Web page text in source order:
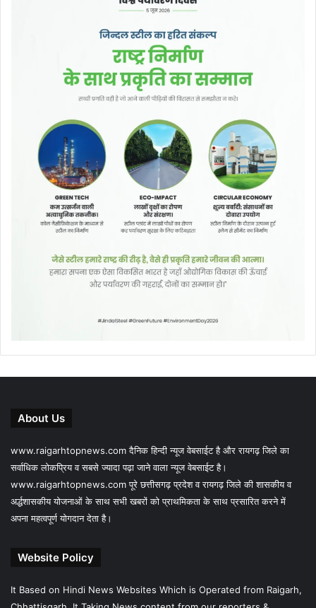
About Us
www.raigarhtopnews.com दैनिक हिन्दी न्यूज वेबसाईट है और रायगढ़ जिले का
सर्वाधिक लोकप्रिय व सबसे ज्यादा पढ़ा जाने वाला न्यूज वेबसाईट है।
www.raigarhtopnews.com पूरे छत्तीसगढ़ प्रदेश व रायगढ़ जिले की शासकीय व
अर्द्धशासकीय योजनाओं के साथ सभी खबरों को प्राथमिकता के साथ प्रसारित करने में
अपना महत्वपूर्ण योगदान देता है।
Website Policy
It Based on Hindi News Websites Which is Operated from Raigarh,